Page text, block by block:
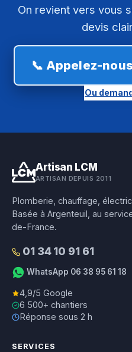
On revient vers vous
devis
📞 Appelez-nous
Ou
Artisan LCM
ARTISAN DEPUIS 2011
Plomberie, chauffage,
Basée à Argenteuil, au
de-France.
01 34 10 91 61
WhatsApp 06 38 95 61 18
4,9/5 Google
6 500+ chantiers
Réponse sous 2 h
SERVICES